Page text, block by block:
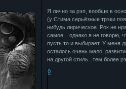
Я лично за рэп, вообще в
(у Стима серьёзные трэки
нибудь лирическое. Рок не
самое... однако я не говорю,
пусть то и выбирает. У меня
осталось очень мало,
на другой стиль...тем более
0